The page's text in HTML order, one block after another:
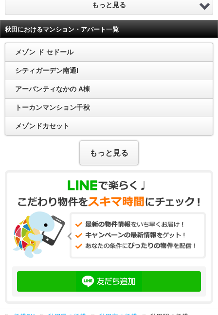
もっと見る
秋田におけるマンション・アパート一覧
メゾン ド セドール
シティガーデン南通I
アーバンティなかの A棟
トーカンマンション千秋
メゾンドカセット
もっと見る